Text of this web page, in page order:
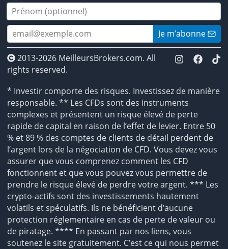
Je m’abonne
2013-2026 MeilleursBrokers.com. All
rights reserved.
* Investir comporte des risques. Investissez de manière
responsable. ** Les CFDs sont des instruments
complexes et présentent un risque élevé de perte
rapide de capital en raison de l’effet de levier. Entre 50
% et 89 % des comptes de clients de détail perdent de
l’argent lors de la négociation de CFD. Vous devez vous
assurer que vous comprenez comment les CFD
fonctionnent et que vous pouvez vous permettre de
prendre le risque élevé de perdre votre argent. *** Les
crypto-actifs sont des investissements hautement
volatils et spéculatifs. Ils ne bénéficient d’aucune
protection réglementaire en cas de perte de valeur ou
de piratage. **** En passant par nos liens, vous
soutenez le site gratuitement. C’est ce qui nous permet